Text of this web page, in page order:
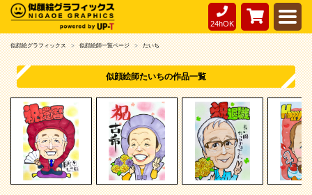
24hOK
似顔絵グラフィックス 似顔絵師一覧ページ たいち
似顔絵師たいちの作品一覧